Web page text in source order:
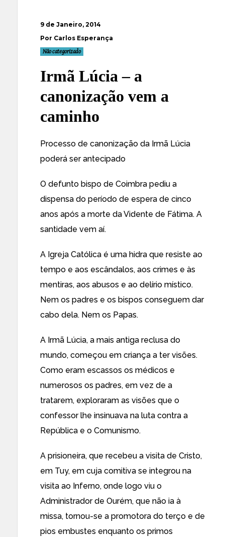
9 de Janeiro, 2014
Por Carlos Esperança
Não categorizado
Irmã Lúcia – a
canonização vem a
caminho
Processo de canonização da Irmã Lúcia
poderá ser antecipado
O defunto bispo de Coimbra pediu a
dispensa do período de espera de cinco
anos após a morte da Vidente de Fátima. A
santidade vem aí.
A Igreja Católica é uma hidra que resiste ao
tempo e aos escândalos, aos crimes e às
mentiras, aos abusos e ao delírio místico.
Nem os padres e os bispos conseguem dar
cabo dela. Nem os Papas.
A Irmã Lúcia, a mais antiga reclusa do
mundo, começou em criança a ter visões.
Como eram escassos os médicos e
numerosos os padres, em vez de a
tratarem, exploraram as visões que o
confessor lhe insinuava na luta contra a
República e o Comunismo.
A prisioneira, que recebeu a visita de Cristo,
em Tuy, em cuja comitiva se integrou na
visita ao Inferno, onde logo viu o
Administrador de Ourém, que não ia à
missa, tornou-se a promotora do terço e de
pios embustes enquanto os primos